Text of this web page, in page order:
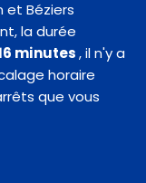
et Béziers
la durée
minutes, il n'y a
horaire
que vous